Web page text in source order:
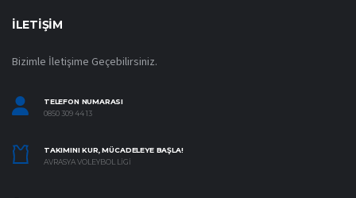
İLETIŞIM
Bizimle İletişime Geçebilirsiniz.
TELEFON NUMARASI
0850 309 44 13
TAKIMINI KUR, MÜCADELEYE BAŞLA!
AVRASYA VOLEYBOL LIGI